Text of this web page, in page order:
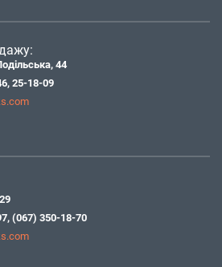
44
, 25-18-09
, (067) 350-18-70